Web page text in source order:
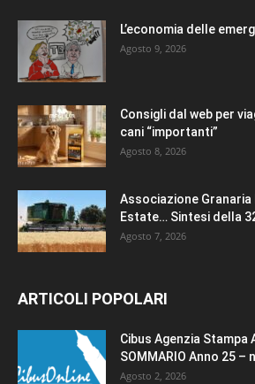
L’economia delle
Agosto 9, 2026
Consigli dal web per
cani “importanti”
Agosto 8, 2026
Associazione Granaria
Estate… Sintesi della
Agosto 7, 2026
ARTICOLI POPOLARI
Cibus Agenzia Stampa
SOMMARIO Anno 25 –
Agosto 2, 2026